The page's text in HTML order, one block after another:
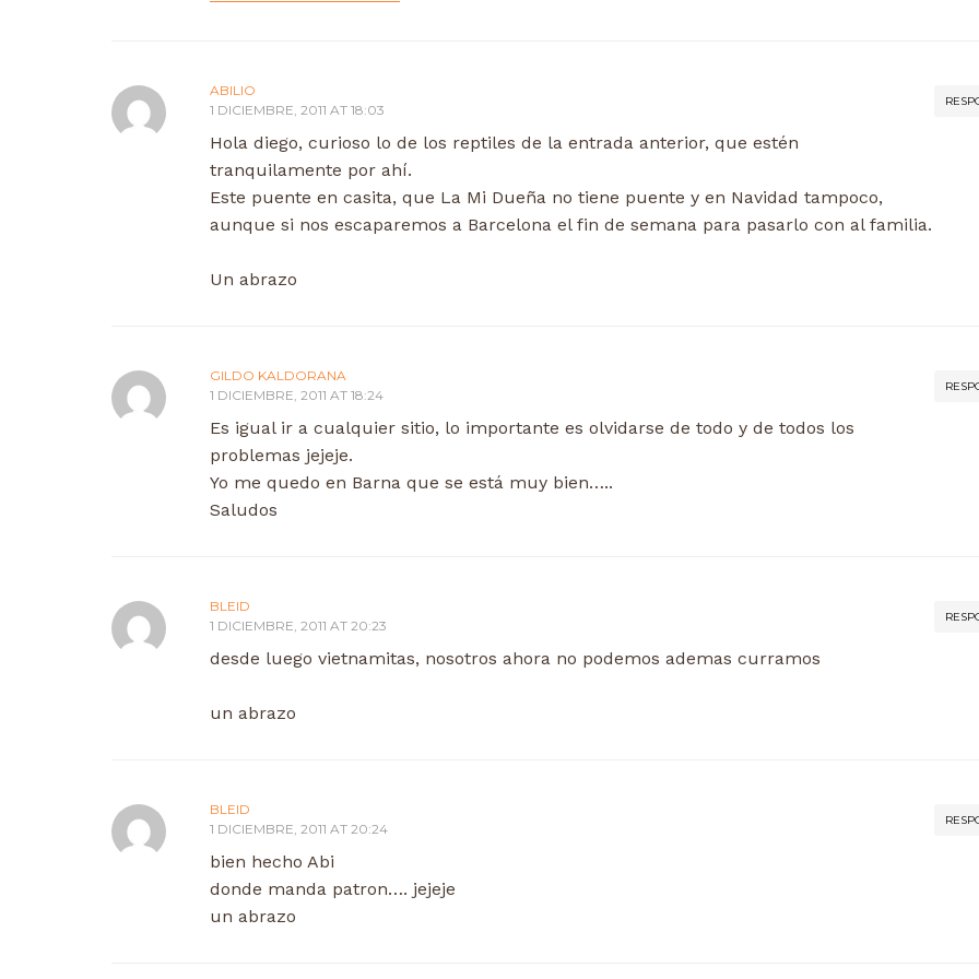
ABILIO
1 DICIEMBRE, 2011 AT 18:03
Hola diego, curioso lo de los reptiles de la entrada anterior, que estén
tranquilamente por ahí.
Este puente en casita, que La Mi Dueña no tiene puente y en Navidad tampoco,
aunque si nos escaparemos a Barcelona el fin de semana para pasarlo con al familia.
Un abrazo
GILDO KALDORANA
1 DICIEMBRE, 2011 AT 18:24
Es igual ir a cualquier sitio, lo importante es olvidarse de todo y de todos los
problemas jejeje.
Yo me quedo en Barna que se está muy bien…..
Saludos
BLEID
1 DICIEMBRE, 2011 AT 20:23
desde luego vietnamitas, nosotros ahora no podemos ademas curramos
un abrazo
BLEID
1 DICIEMBRE, 2011 AT 20:24
bien hecho Abi
donde manda patron…. jejeje
un abrazo